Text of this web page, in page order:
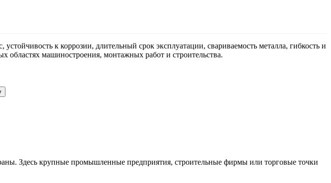
к коррозии, длительный срок эксплуатации, свариваемость металла, гибкость и
областях машиностроения, монтажных работ и строительства.
Здесь крупные промышленные предприятия, строительные фирмы или торговые точки